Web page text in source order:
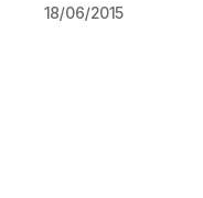
18/06/2015